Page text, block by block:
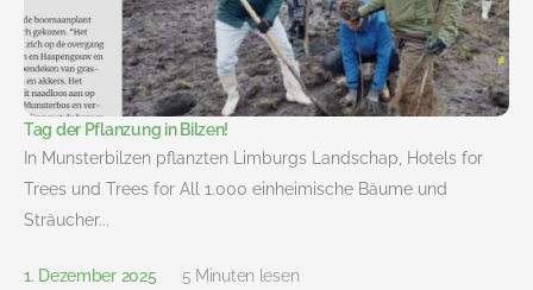
Tag der Pflanzung in Bilzen!
In Munsterbilzen pflanzten Limburgs Landschap, Hotels for
Trees und Trees for All 1.000 einheimische Bäume und
Sträucher...
1. Dezember 2025 5 Minuten lesen